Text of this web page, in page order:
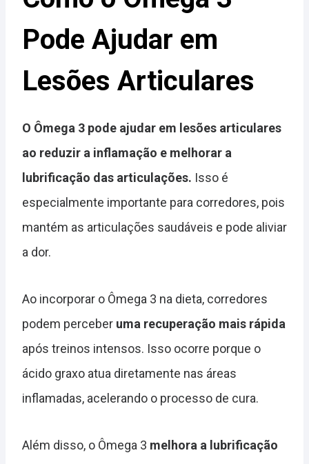
Pode Ajudar em
Lesões Articulares
O Ômega 3 pode ajudar em lesões articulares
ao reduzir a inflamação e melhorar a
lubrificação das articulações. Isso é
especialmente importante para corredores, pois
mantém as articulações saudáveis e pode aliviar
a dor.
Ao incorporar o Ômega 3 na dieta, corredores
podem perceber uma recuperação mais rápida
após treinos intensos. Isso ocorre porque o
ácido graxo atua diretamente nas áreas
inflamadas, acelerando o processo de cura.
Além disso, o Ômega 3 melhora a lubrificação